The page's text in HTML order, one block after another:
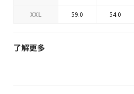
XXL 59.0 54.0
了解更多